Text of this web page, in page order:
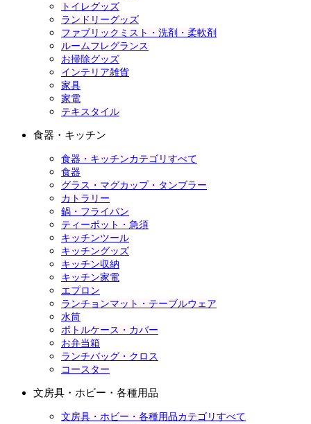
トイレグッズ
ランドリーグッズ
ファブリックミスト・洗剤・柔軟剤
ルームフレグランス
お掃除グッズ
インテリア雑貨
家具
家電
テキスタイル
食器・キッチン
食器・キッチンカテゴリすべて
食器
グラス・マグカップ・タンブラー
カトラリー
鍋・フライパン
ティーポット・急須
キッチンツール
キッチングッズ
キッチン収納
キッチン家電
エプロン
ランチョンマット・テーブルウェア
水筒
ボトルケース・カバー
お弁当箱
ランチバッグ・クロス
コースター
文房具・ホビー・各種用品
文房具・ホビー・各種用品カテゴリすべて